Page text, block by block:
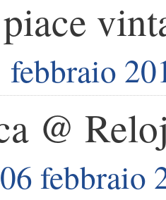
febbraio
@
febbraio